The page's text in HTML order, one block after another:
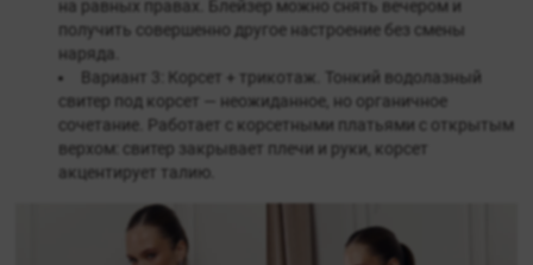
на равных правах. Блейзер можно снять вечером и
получить совершенно другое настроение без смены
наряда.
Вариант 3: Корсет + трикотаж. Тонкий водолазный
свитер под корсет — неожиданное, но органичное
сочетание. Работает с корсетными платьями с открытым
верхом: свитер закрывает плечи и руки, корсет
акцентирует талию.